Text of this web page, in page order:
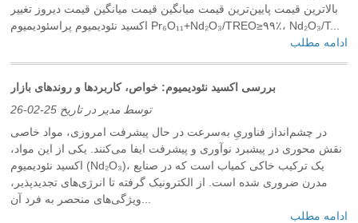
بالاترین قیمت پایین‌ترین قیمت میانگین قیمت میانگین قیمت دیروز تغییر
اکسید نئودیمیوم پراسئودیمیوم Pr₆O₁₁+Nd₂O₃/TREO≥۹۹٪، Nd₂O₃/T...
ادامه مطلب
بررسی اکسید نئودیمیوم: خواص، کاربردها و روندهای بازار
توسط مدیر در تاریخ 25-02-26
در چشم‌انداز فناوریِ به‌سرعت در حال پیشرفت امروزی، مواد خاصی
نقش محوری در پیشبرد نوآوری و پیشرفت ایفا می‌کنند. یکی از این مواد،
اکسید نئودیمیوم (Nd₂O₃)، یک ترکیب خاکی کمیاب است که در صنایع
مدرن ضروری شده است. از الکترونیک گرفته تا انرژی‌های تجدیدپذیر،
ادامه مطلب